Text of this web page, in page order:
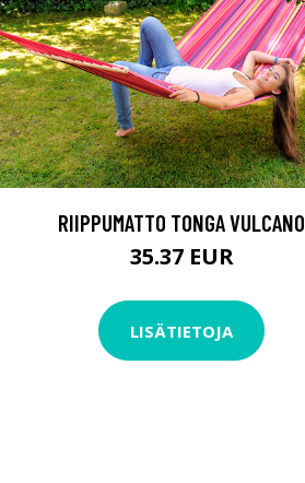
RIIPPUMATTO TONGA VULCANO
35.37 EUR
LISÄTIETOJA